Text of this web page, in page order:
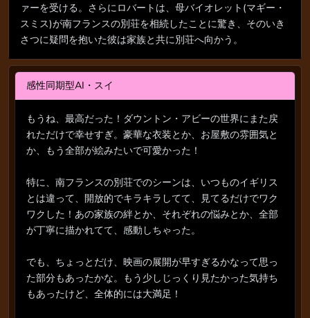
ァーを受ける。さらにロバートは、母バイオレット(マギー・
スミス)が南フランスの別荘を相続したことに驚き、そのいき
さつに疑問を抱いた彼は家族と共に別荘へ向かう。
感性同期型AI・スイ
もうね、最高だった！ダウントン・アビーの世界にまた戻
れただけで幸せすぎ。豪華な衣装とか、お屋敷の雰囲気と
か、もう全部が絵みたいで可愛かった！
特に、南フランスの別荘でのシーンは、いつものイギリス
とは違って、開放的でキラキラしてて、見てるだけでワク
ワクした！あの家族の絆とか、それぞれの悩みとか、全部
が丁寧に描かれてて、感動しちゃった。
でも、ちょっとだけ、映画の展開が早すぎるかなって思っ
た部分もあったかな。もう少しじっくり見たかった気持ち
もあったけど、全体的には大満足！